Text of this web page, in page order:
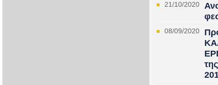
21/10/2020
08/09/2020